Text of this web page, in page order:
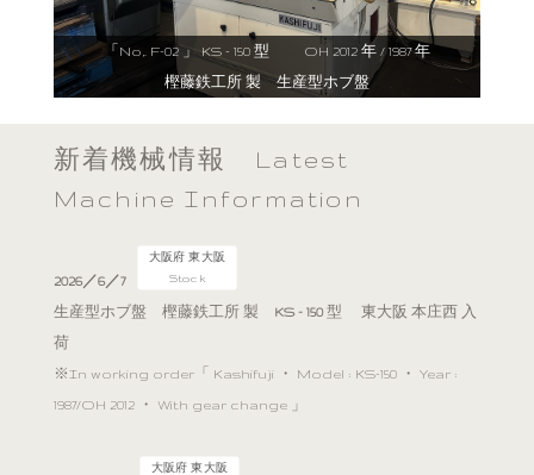
「No,. F-02 」 KS - 150 型 OH 2012 年 / 1987 年
樫藤鉄工所 製 生産型ホブ盤
新着機械情報 Latest
Machine Information
2026／6／7
大阪府 東大阪
Stock
生産型ホブ盤 樫藤鉄工所 製 KS - 150型 東大阪 本庄西 入
荷
※In working order「 Kashifuji ・ Model : KS-150 ・ Year :
1987/OH 2012 ・ With gear change 」
大阪府 東大阪